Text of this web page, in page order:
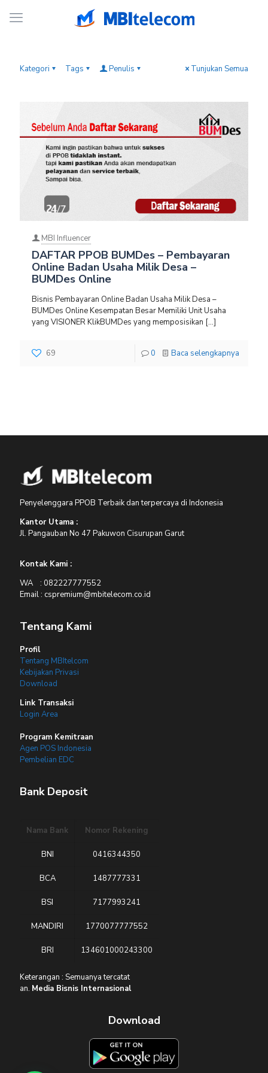
Kategori Tags Penulis Tunjukan Semua
MBI Influencer
DAFTAR PPOB BUMDes – Pembayaran
Online Badan Usaha Milik Desa –
BUMDes Online
Bisnis Pembayaran Online Badan Usaha Milik Desa –
BUMDes Online Kesempatan Besar Memiliki Unit Usaha
yang VISIONER KlikBUMDes yang memposisikan […]
69 0 Baca selengkapnya
Penyelenggara PPOB Terbaik dan terpercaya di Indonesia
Kantor Utama :
Jl. Pangauban No 47 Pakuwon Cisurupan Garut
Kontak Kami :
WA : 082227777552
Email : cspremium@mbitelecom.co.id
Tentang Kami
Profil
Tentang MBItelcom
Kebijakan Privasi
Download
Link Transaksi
Login Area
Program Kemitraan
Agen POS Indonesia
Pembelian EDC
Bank Deposit
Nama Bank Nomor Rekening
BNI 0416344350
BCA 1487777331
BSI 7177993241
MANDIRI 1770077777552
BRI 134601000243300
Keterangan : Semuanya tercatat
an. Media Bisnis Internasional
Download